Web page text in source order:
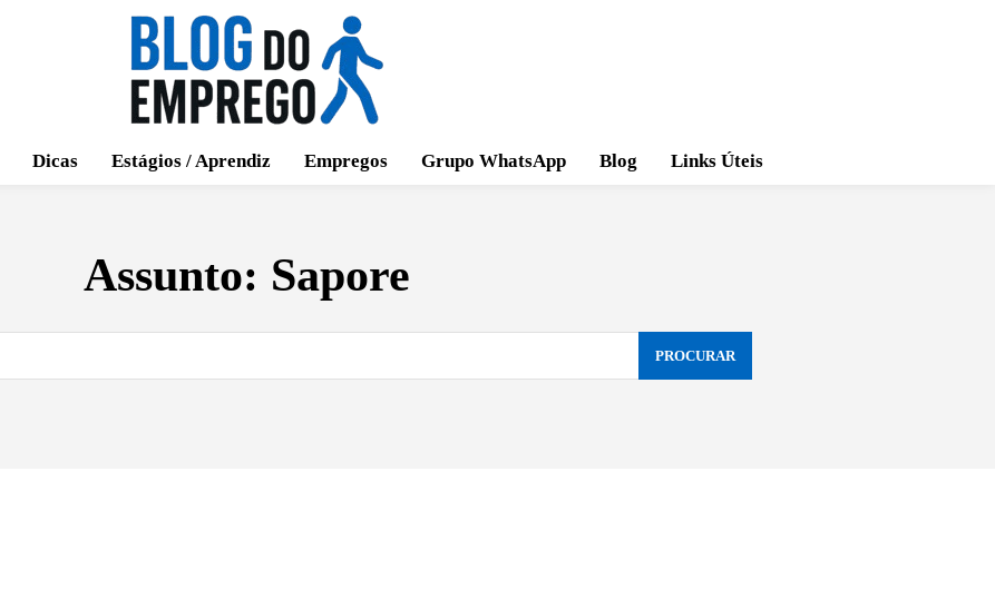
Dicas Estágios / Aprendiz Empregos Grupo WhatsApp Blog Links Úteis
Assunto: Sapore
PROCURAR